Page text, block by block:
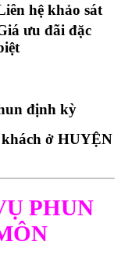
hệ khảo sát
ưu đãi đặc
định kỳ
ở HUYỆN
PHUN